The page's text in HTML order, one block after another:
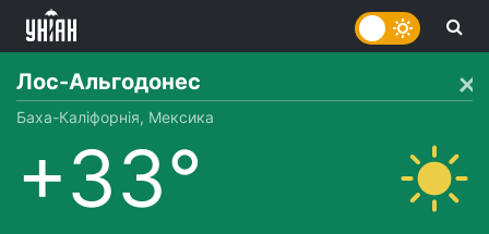
Лос-Альгодонес
Баха-Каліфорнія, Мексика
+33°